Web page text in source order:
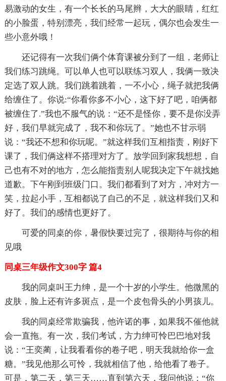
易激动的女生，有一个长长的马尾辫，大大的眼睛，红红
的小脸蛋，特别漂亮，我们经常一起玩，偶尔也会发生一
些小意外哦！
还记得有一次我们俩个体育课被分到了一组，老师让
我们练习跳绳。可以单人也可以联练习双人，我俩一致决
定选了双人跳。我们跳着跳着，一不小心，绳子就把我俩
给缠住了。你说:“你看你多不小心，这下好了吧，咱俩都
被缠住了.”我也不服气的说：“还不是怪你，要不是你没弄
好，我们早就完成了，我不和你玩了。”她也不甘示弱
说：“我还不想和你玩呢。”就这样我们互相指责，刚好下
课了，我们俩这样不搭理对方了。放学回到家我想想，自
己也有不对的地方，怎么能指责别人呢我决定下午就找她
道歉。下午刚到班级门口。我们都看到了对方，冲对方一
笑，拉起小手，互相都说了自己的不足，就这样我们又和
好了。我们的感情也更好了。
可爱的同桌的你，暑假快要过完了，很期待与你的相
见哦
同桌三年级作文300字 篇4
我的同桌叫王力绅，是一个十岁的小学生。他微黑的
皮肤，脸上还有许多斑点，是一个皮包骨头的小男孩儿。
我的同桌经常欺骗我，他许诺的事，如果我不催他就
会一直拖。有一次，我们考试，方力绅可怜巴巴地对我
说：“王奕蔺，让我看看你的卷子吧，明天我就给你一盒
糖。”我见他那么可怜，我就相信了他，给他看了卷子。
可是，第二天，第三天……直到第六天，我问他说：“你